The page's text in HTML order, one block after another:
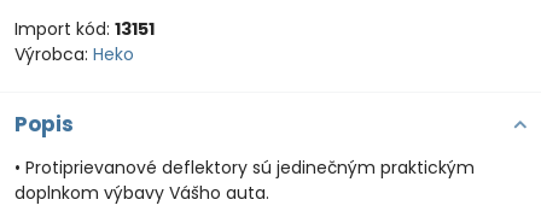
Import kód: 13151
Výrobca: Heko
Popis
• Protiprievanové deflektory sú jedinečným praktickým
doplnkom výbavy Vášho auta.